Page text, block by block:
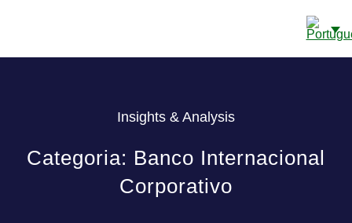
Insights & Analysis
Categoria: Banco Internacional
Corporativo